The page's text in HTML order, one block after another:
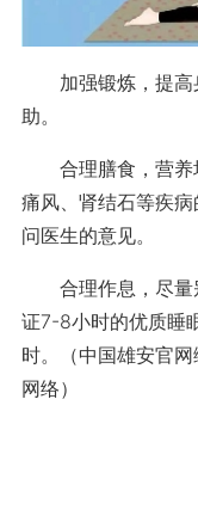
加强锻炼，提高
助。
合理膳食，营养
痛风、肾结石等疾
问医生的意见。
合理作息，尽量
证7-8小时的优质睡
时。（中国雄安官
网络）